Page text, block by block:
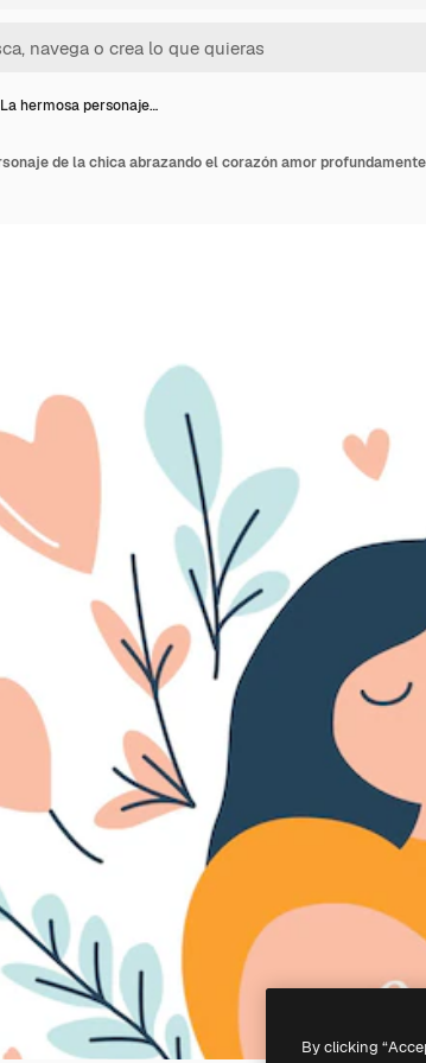
La hermosa personaje…
By clicking